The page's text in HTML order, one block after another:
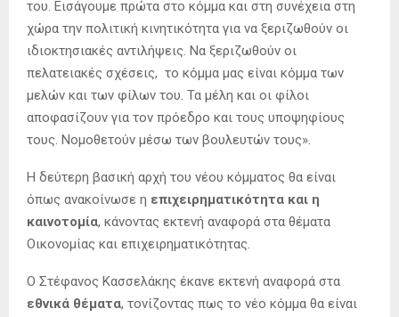
του. Εισάγουμε πρώτα στο κόμμα και στη συνέχεια στη
χώρα την πολιτική κινητικότητα για να ξεριζωθούν οι
ιδιοκτησιακές αντιλήψεις. Να ξεριζωθούν οι
πελατειακές σχέσεις, το κόμμα μας είναι κόμμα των
μελών και των φίλων του. Τα μέλη και οι φίλοι
αποφασίζουν για τον πρόεδρο και τους υποψηφίους
τους. Νομοθετούν μέσω των βουλευτών τους».
Η δεύτερη βασική αρχή του νέου κόμματος θα είναι
όπως ανακοίνωσε η επιχειρηματικότητα και η
καινοτομία, κάνοντας εκτενή αναφορά στα θέματα
Οικονομίας και επιχειρηματικότητας.
Ο Στέφανος Κασσελάκης έκανε εκτενή αναφορά στα
εθνικά θέματα, τονίζοντας πως το νέο κόμμα θα είναι